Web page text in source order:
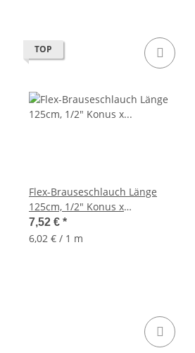
TOP
Flex-Brauseschlauch Länge
125cm, 1/2" Konus x
1/2"Überwurf, Kunststoff,
Standard
7,52 € *
6,02 € / 1 m